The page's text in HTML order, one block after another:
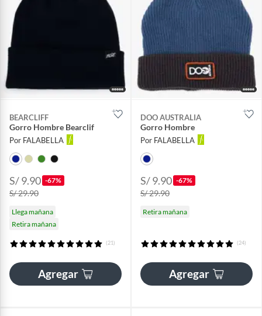
BEARCLIFF
Gorro Hombre Bearclif
Por FALABELLA
S/ 9.90 -67%
S/ 29.90
Llega mañana
Retira mañana
(21)
Agregar
DOO AUSTRALIA
Gorro Hombre
Por FALABELLA
S/ 9.90 -67%
S/ 29.90
Retira mañana
(24)
Agregar